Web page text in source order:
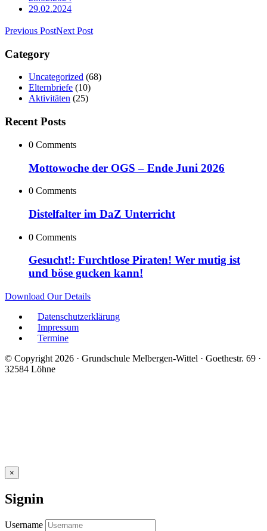
29.02.2024
Previous PostNext Post
Category
Uncategorized (68)
Elternbriefe (10)
Aktivitäten (25)
Recent Posts
0 Comments
Mottowoche der OGS – Ende Juni 2026
0 Comments
Distelfalter im DaZ Unterricht
0 Comments
Gesucht!: Furchtlose Piraten! Wer mutig ist
und böse gucken kann!
Download Our Details
Datenschutzerklärung
Impressum
Termine
© Copyright 2026 · Grundschule Melbergen-Wittel · Goethestr. 69 ·
32584 Löhne
×
Signin
Username